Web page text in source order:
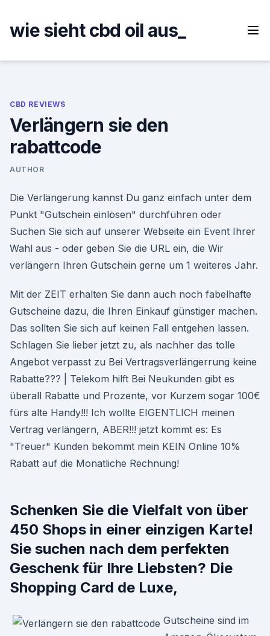
content
wie sieht cbd oil aus_
CBD REVIEWS
Verlängern sie den
rabattcode
AUTHOR
Die Verlängerung kannst Du ganz einfach unter dem
Punkt "Gutschein einlösen" durchführen oder
Suchen Sie sich auf unserer Webseite ein Event Ihrer
Wahl aus - oder geben Sie die URL ein, die Wir
verlängern Ihren Gutschein gerne um 1 weiteres Jahr.
Mit der ZEIT erhalten Sie dann auch noch fabelhafte
Gutscheine dazu, die Ihren Einkauf günstiger machen.
Das sollten Sie sich auf keinen Fall entgehen lassen.
Schlagen Sie lieber jetzt zu, als nachher das tolle
Angebot verpasst zu Bei Vertragsverlängerrung keine
Rabatte??? | Telekom hilft Bei Neukunden gibt es
überall Rabatte und Prozente, vor Kurzem sogar 100€
fürs alte Handy!!! Ich wollte EIGENTLICH meinen
Vertrag verlängern, ABER!!! jetzt kommt es: Es
"Treuer" Kunden bekommt mein KEIN Online 10%
Rabatt auf die Monatliche Rechnung!
Schenken Sie die Vielfalt von über
450 Shops in einer einzigen Karte!
Sie suchen nach dem perfekten
Geschenk für Ihre Liebsten? Die
Shopping Card de Luxe,
Gutscheine sind im